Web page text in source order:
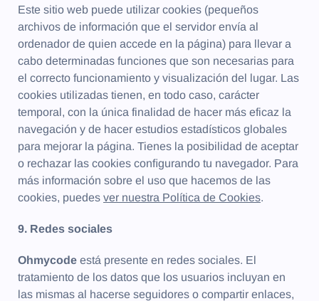
Este sitio web puede utilizar cookies (pequeños
archivos de información que el servidor envía al
ordenador de quien accede en la página) para llevar a
cabo determinadas funciones que son necesarias para
el correcto funcionamiento y visualización del lugar. Las
cookies utilizadas tienen, en todo caso, carácter
temporal, con la única finalidad de hacer más eficaz la
navegación y de hacer estudios estadísticos globales
para mejorar la página. Tienes la posibilidad de aceptar
o rechazar las cookies conﬁgurando tu navegador. Para
más información sobre el uso que hacemos de las
cookies, puedes ver nuestra Política de Cookies.
9. Redes sociales
Ohmycode está presente en redes sociales. El
tratamiento de los datos que los usuarios incluyan en
las mismas al hacerse seguidores o compartir enlaces,